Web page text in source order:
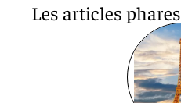
Les articles phares